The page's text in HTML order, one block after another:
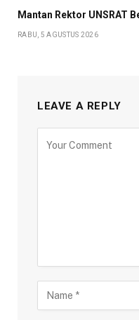
Mantan Rektor UNSRAT
RABU, 5 AGUSTUS 2026
LEAVE A REPLY